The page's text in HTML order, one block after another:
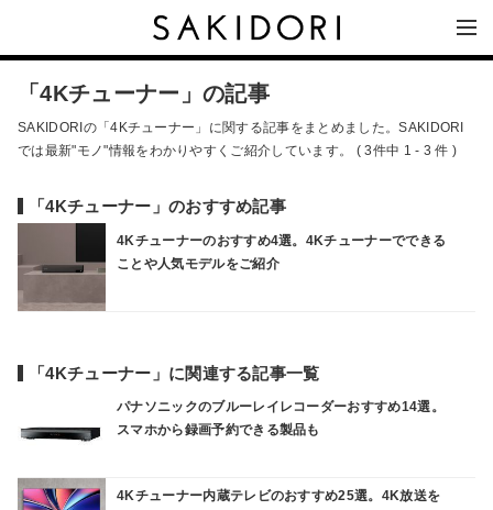
「4Kチューナー」の記事
SAKIDORIの「4Kチューナー」に関する記事をまとめました。SAKIDORI
では最新"モノ"情報をわかりやすくご紹介しています。 ( 3件中 1 - 3 件 )
「4Kチューナー」のおすすめ記事
4Kチューナーのおすすめ4選。4Kチューナーでできる
ことや人気モデルをご紹介
「4Kチューナー」に関連する記事一覧
パナソニックのブルーレイレコーダーおすすめ14選。
スマホから録画予約できる製品も
4Kチューナー内蔵テレビのおすすめ25選。4K放送を